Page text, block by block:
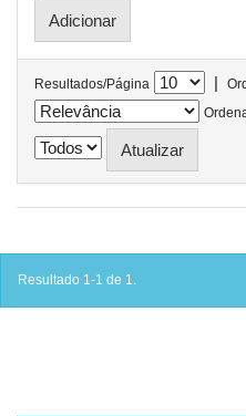
Resultados/Página |
Resultado 1-1 de 1.